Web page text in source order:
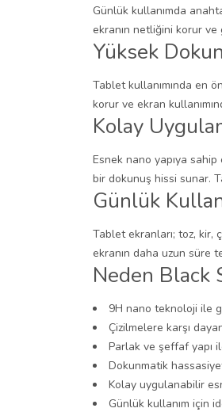
Günlük kullanımda
ekranın netliğini korur
Yüksek
Tablet kullanımında en
korur ve ekran
Kolay
Esnek nano yapıya
bir dokunuş hissi sunar.
Günlük
Tablet ekranları; toz, kir,
ekranın daha uzun süre
Neden Black
9H nano teknoloji ile
Çizilmelere karşı
Parlak ve şeffaf yapı
Dokunmatik
Kolay uygulanabilir
Günlük kullanım için